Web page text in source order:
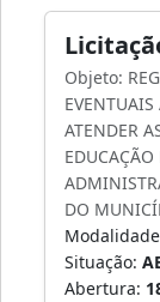
Objeto:
ATENDER
DO
Situação:
Abertura: